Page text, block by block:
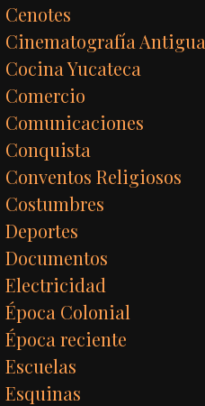
Cenotes
Cinematografía Antigua
Cocina Yucateca
Comercio
Comunicaciones
Conquista
Conventos Religiosos
Costumbres
Deportes
Documentos
Electricidad
Época Colonial
Época reciente
Escuelas
Esquinas